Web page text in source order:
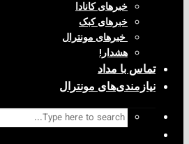
خبرهای کانادا
خبرهای کبک
‌ خبرهای مونترال
مداد
مونترال
Search